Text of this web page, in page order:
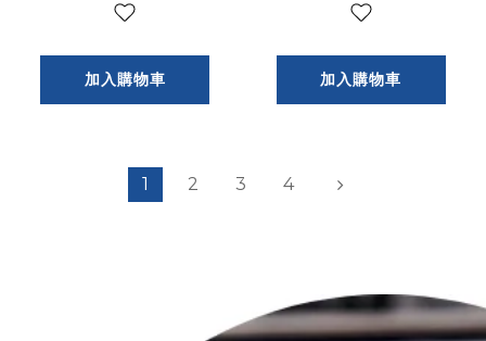
加入購物車 加入購物車
1 2 3 4